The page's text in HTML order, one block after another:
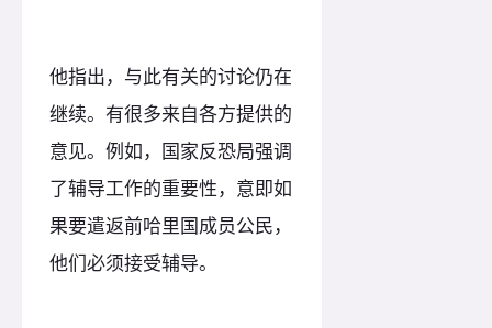
他指出，与此有关的讨论仍在
继续。有很多来自各方提供的
意见。例如，国家反恐局强调
了辅导工作的重要性，意即如
果要遣返前哈里国成员公民，
他们必须接受辅导。